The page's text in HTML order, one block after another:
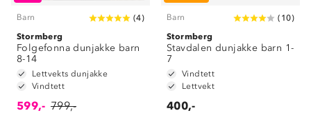
Barn (4)
Stormberg
Folgefonna dunjakke barn
8-14
Lettvekts dunjakke
Vindtett
599,- 799,-
Barn ( 10)
Stormberg
Stavdalen dunjakke barn 1-
7
Vindtett
Lettvekt
400,-